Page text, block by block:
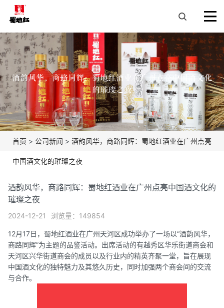
酒韵风华，商路同辉：蜀地红酒业在广州点亮中国酒文化
的璀璨之夜
首页 > 公司新闻 > 酒韵风华，商路同辉：蜀地红酒业在广州点亮
中国酒文化的璀璨之夜
酒韵风华，商路同辉：蜀地红酒业在广州点亮中国酒文化的
璀璨之夜
2024-12-21 浏览量：149854
12月17日，蜀地红酒业在广州天河区成功举办了一场以“酒韵风华，
商路同辉”为主题的品鉴活动。出席活动的有越秀区华乐街道商会和
天河区兴华街道商会的成员以及行业内的精英齐聚一堂，旨在展现
中国酒文化的独特魅力及其悠久历史，同时加强两个商会间的交流
与合作。